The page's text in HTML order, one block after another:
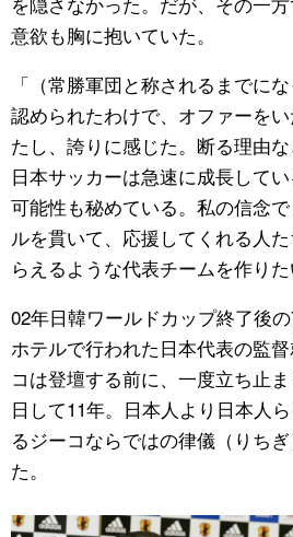
意欲も胸に抱いていた。
「（常勝軍団と称されるまでに
認められたわけで、オファーを
たし、誇りに感じた。断る理由な
日本サッカーは急速に成長して
可能性も秘めている。私の信念
ルを貫いて、応援してくれる人
らえるような代表チームを作りた
02年日韓ワールドカップ終了後
ホテルで行われた日本代表の監
コは登壇する前に、一度立ち止
日して11年。日本人より日本人
るジーコならではの律儀（りち
た。